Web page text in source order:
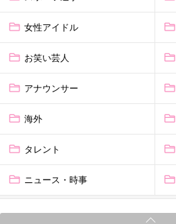
女性アイドル
お笑い芸人
アナウンサー
海外
タレント
ニュース・時事